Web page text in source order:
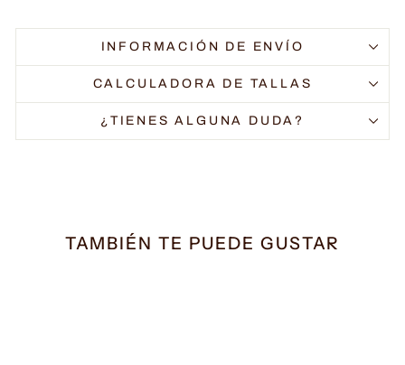
INFORMACIÓN DE ENVÍO
CALCULADORA DE TALLAS
¿TIENES ALGUNA DUDA?
TAMBIÉN TE PUEDE GUSTAR